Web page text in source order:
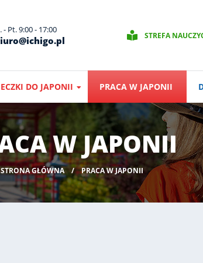
Pt. 9:00 - 17:00
STREFA
DO JAPONII PRACA W JAPONII
W JAPONII
STRONA GŁÓWNA PRACA W JAPONII